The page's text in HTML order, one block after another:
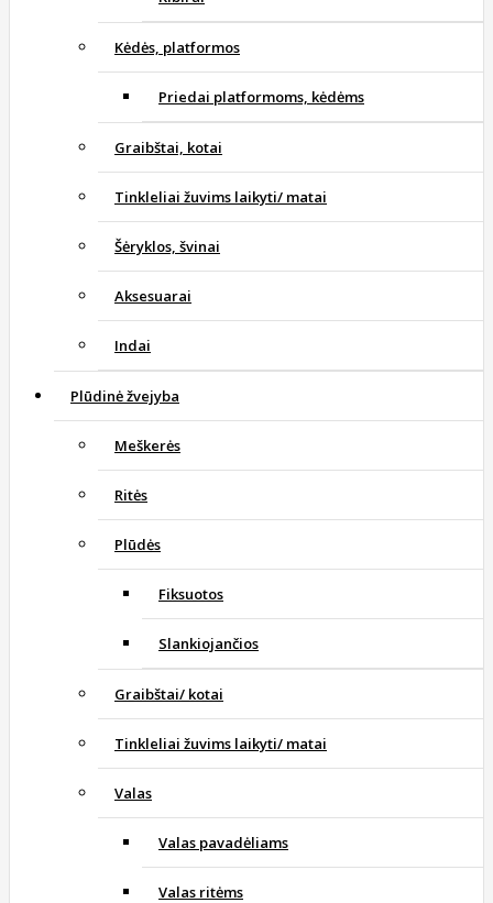
Kėdės, platformos
Priedai platformoms, kėdėms
Graibštai, kotai
Tinkleliai žuvims laikyti/ matai
Šėryklos, švinai
Aksesuarai
Indai
Plūdinė žvejyba
Meškerės
Ritės
Plūdės
Fiksuotos
Slankiojančios
Graibštai/ kotai
Tinkleliai žuvims laikyti/ matai
Valas
Valas pavadėliams
Valas ritėms